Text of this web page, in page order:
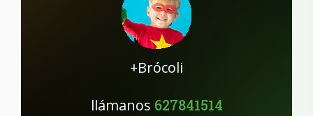
+Brócoli
llámanos 627841514